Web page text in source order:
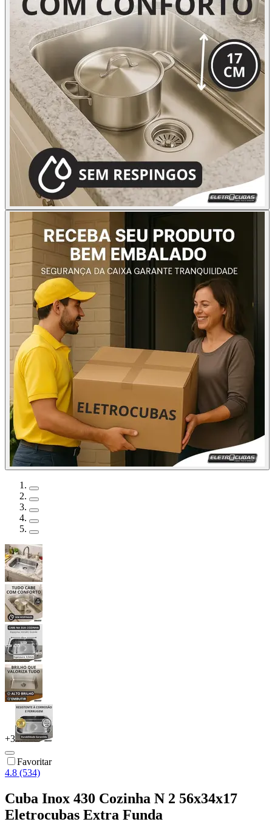
+3
Favoritar
4.8 (534)
Cuba Inox 430 Cozinha N 2 56x34x17
Eletrocubas Extra Funda